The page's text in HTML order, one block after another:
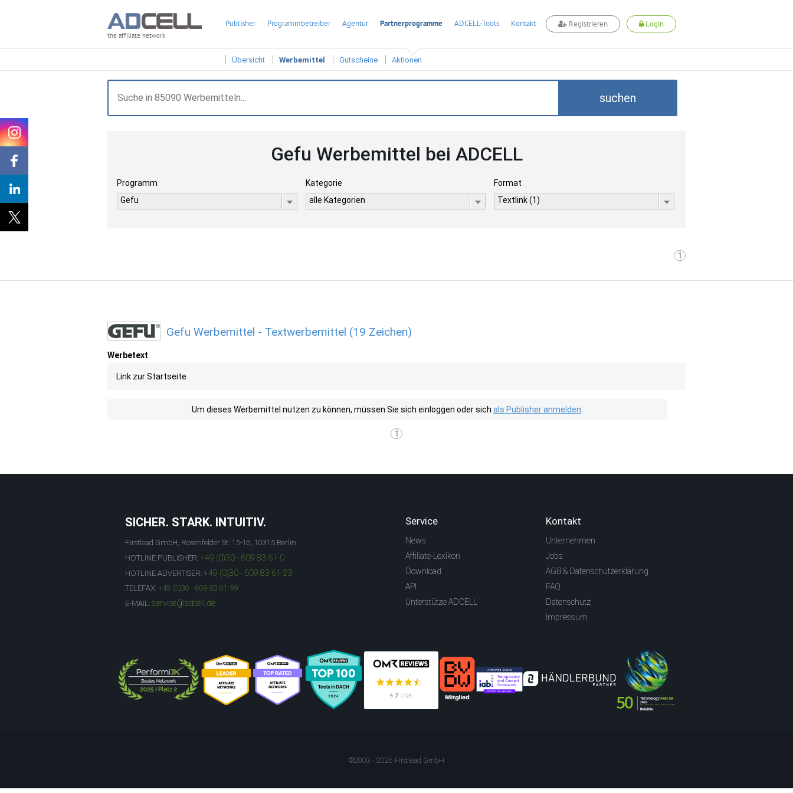
the affiliate network
Publisher Programmbetreiber Agentur Partnerprogramme ADCELL-Tools Kontakt Registrieren Login
Übersicht Werbemittel Gutscheine Aktionen
suchen
Gefu Werbemittel bei ADCELL
Programm
Gefu
Kategorie
alle Kategorien
Format
Textlink (1)
1
Gefu Werbemittel - Textwerbemittel (19 Zeichen)
Werbetext
Link zur Startseite
Um dieses Werbemittel nutzen zu können, müssen Sie sich einloggen oder sich als Publisher anmelden
1
SICHER. STARK. INTUITIV.
Firstlead GmbH, Rosenfelder St. 15-16, 10315 Berlin
HOTLINE PUBLISHER: +49 (0)30 - 609 83 61-0
HOTLINE ADVERTISER: +49 (0)30 - 609 83 61-23
TELEFAX: +49 (0)30 - 609 83 61-99
E-MAIL: service@adcell.de
Service
News
Affiliate-Lexikon
Download
API
Unterstütze ADCELL
Kontakt
Unternehmen
Jobs
AGB & Datenschutzerklärung
FAQ
Datenschutz
Impressum
©2003 - 2026 Firstlead GmbH